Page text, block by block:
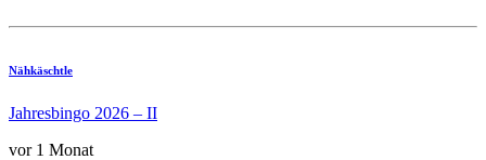
Nähkäschtle
Jahresbingo 2026 – II
vor 1 Monat